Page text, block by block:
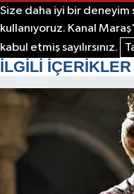
Size daha iyi bir
kullanıyoruz. Kanal
kabul etmiş sayılırsınız.